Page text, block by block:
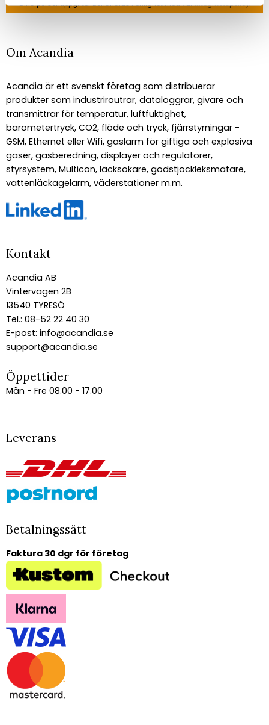
Dina personuppgifter behandlas i enlighet med vårintegritetspolicy.
Om Acandia
Acandia är ett svenskt företag som distribuerar
produkter som industriroutrar, dataloggrar, givare och
transmittrar för temperatur, luftfuktighet,
barometertryck, CO2, flöde och tryck, fjärrstyrningar -
GSM, Ethernet eller Wifi, gaslarm för giftiga och explosiva
gaser, gasberedning, displayer och regulatorer,
styrsystem, Multicon, läcksökare, godstjockleksmätare,
vattenläckagelarm, väderstationer m.m.
Kontakt
Acandia AB
Vintervägen 2B
13540 TYRESÖ
Tel.: 08-52 22 40 30
E-post: info@acandia.se
support@acandia.se
Öppettider
Mån - Fre 08.00 - 17.00
Leverans
Betalningssätt
Faktura 30 dgr för företag